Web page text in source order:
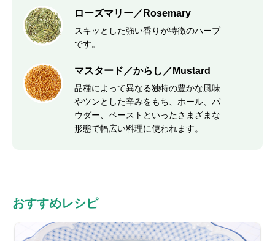
ローズマリー／Rosemary
スキッとした強い香りが特徴のハーブ
です。
マスタード／からし／Mustard
品種によって異なる独特の豊かな風味
やツンとした辛みをもち、ホール、パ
ウダー、ペーストといったさまざまな
形態で幅広い料理に使われます。
おすすめレシピ